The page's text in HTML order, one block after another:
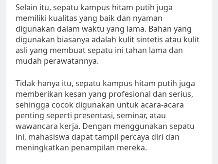
Selain itu, sepatu kampus hitam putih juga
memiliki kualitas yang baik dan nyaman
digunakan dalam waktu yang lama. Bahan yang
digunakan biasanya adalah kulit sintetis atau kulit
asli yang membuat sepatu ini tahan lama dan
mudah perawatannya.
Tidak hanya itu, sepatu kampus hitam putih juga
memberikan kesan yang profesional dan serius,
sehingga cocok digunakan untuk acara-acara
penting seperti presentasi, seminar, atau
wawancara kerja. Dengan menggunakan sepatu
ini, mahasiswa dapat tampil percaya diri dan
meningkatkan penampilan mereka.